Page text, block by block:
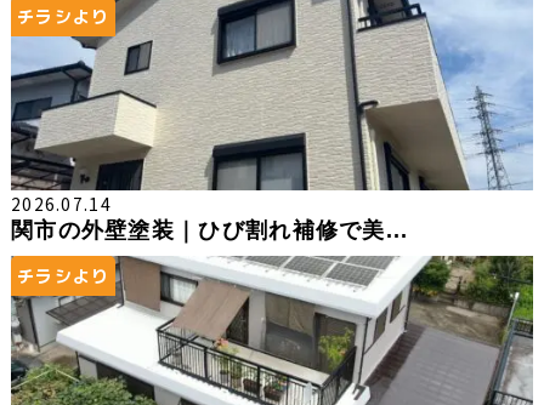
チラシより
2026.07.14
関市の外壁塗装｜ひび割れ補修で美...
チラシより